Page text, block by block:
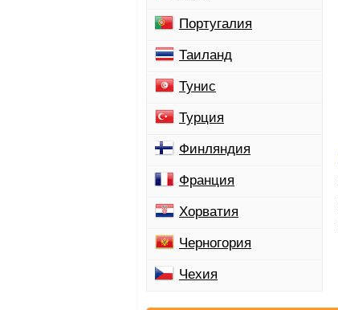
Португалия
Таиланд
Тунис
Турция
Финляндия
Франция
Хорватия
Черногория
Чехия